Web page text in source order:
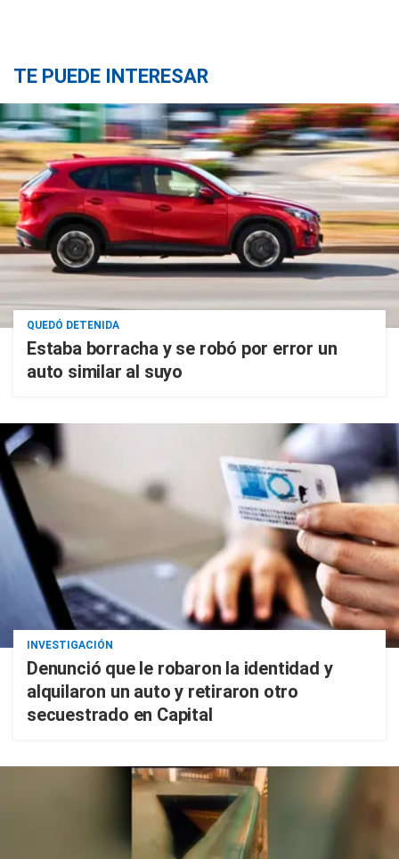
TE PUEDE INTERESAR
QUEDÓ DETENIDA
Estaba borracha y se robó por error un
auto similar al suyo
INVESTIGACIÓN
Denunció que le robaron la identidad y
alquilaron un auto y retiraron otro
secuestrado en Capital